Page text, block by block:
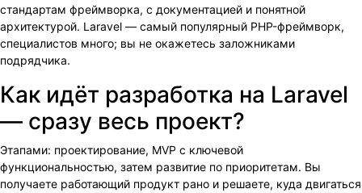
стандартам фреймворка, с документацией и понятной
архитектурой. Laravel — самый популярный PHP-фреймворк,
специалистов много; вы не окажетесь заложниками
подрядчика.
Как идёт разработка на Laravel
— сразу весь проект?
Этапами: проектирование, MVP с ключевой
функциональностью, затем развитие по приоритетам. Вы
получаете работающий продукт рано и решаете, куда двигаться